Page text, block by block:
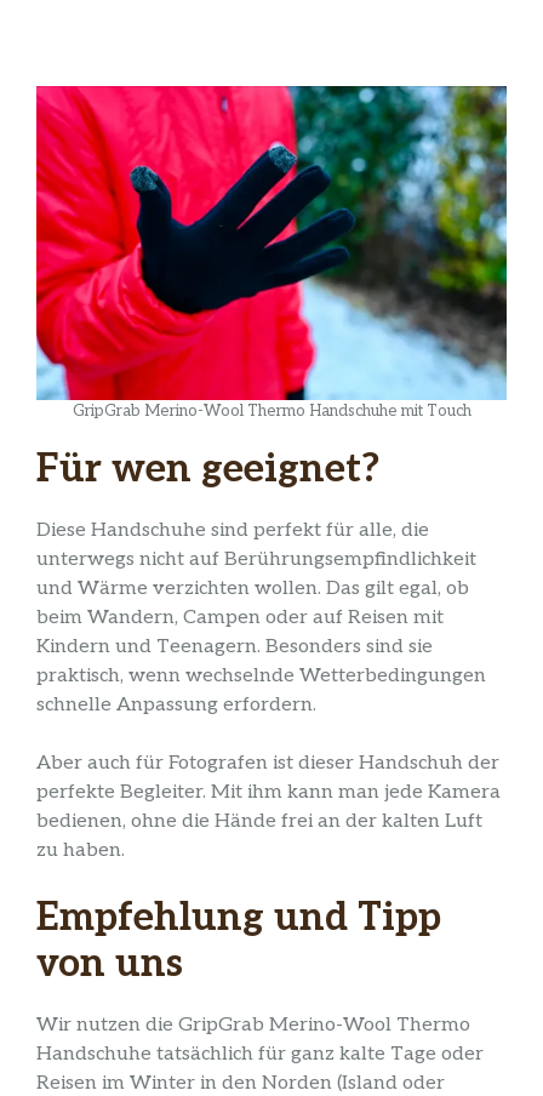
GripGrab Merino-Wool Thermo Handschuhe mit Touch
Für wen geeignet?
Diese Handschuhe sind perfekt für alle, die
unterwegs nicht auf Berührungsempfindlichkeit
und Wärme verzichten wollen. Das gilt egal, ob
beim Wandern, Campen oder auf Reisen mit
Kindern und Teenagern. Besonders sind sie
praktisch, wenn wechselnde Wetterbedingungen
schnelle Anpassung erfordern.
Aber auch für Fotografen ist dieser Handschuh der
perfekte Begleiter. Mit ihm kann man jede Kamera
bedienen, ohne die Hände frei an der kalten Luft
zu haben.
Empfehlung und Tipp
von uns
Wir nutzen die GripGrab Merino-Wool Thermo
Handschuhe tatsächlich für ganz kalte Tage oder
Reisen im Winter in den Norden (Island oder